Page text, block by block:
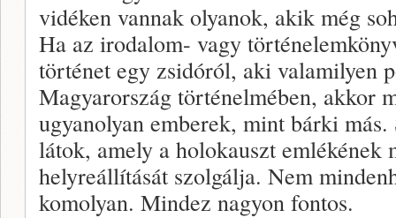
vidéken vannak olyanok, akik még
Ha az irodalom- vagy
történet egy zsidóról, aki valamilyen
Magyarország történelmében, akkor
ugyanolyan emberek, mint bárki más.
látok, amely a holokauszt emlékének
helyreállítását szolgálja. Nem
komolyan. Mindez nagyon fontos.